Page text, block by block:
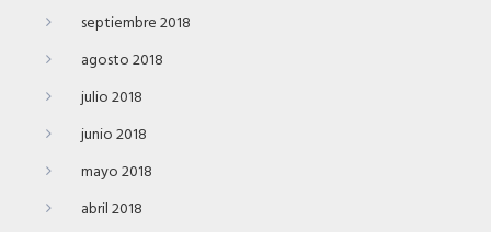
septiembre 2018
agosto 2018
julio 2018
junio 2018
mayo 2018
abril 2018